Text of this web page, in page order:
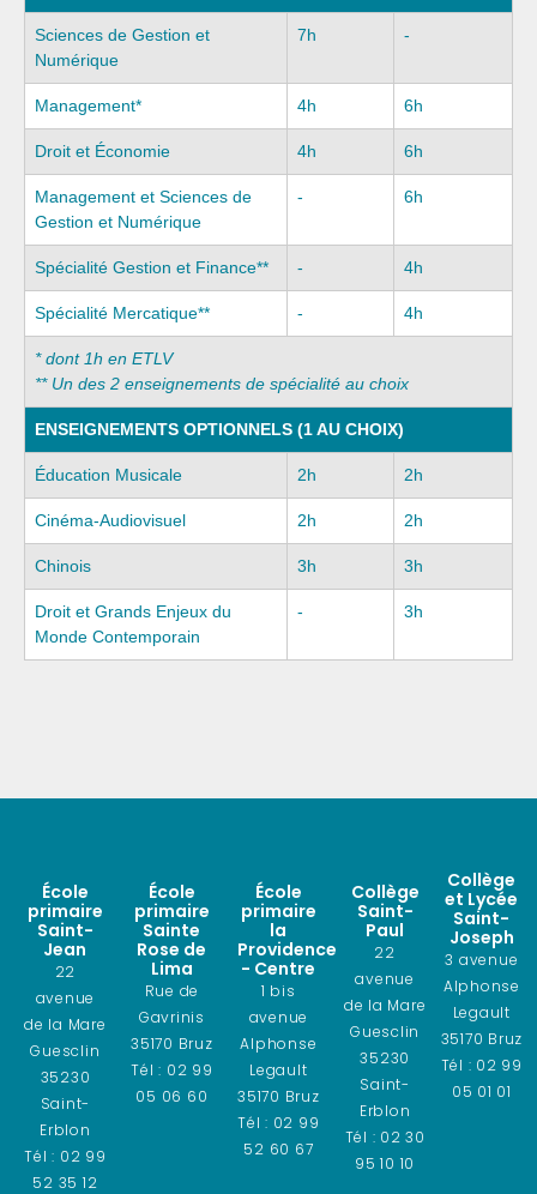
Sciences de Gestion et
Numérique
7h -
Management* 4h 6h
Droit et Économie 4h 6h
Management et Sciences de
Gestion et Numérique
- 6h
Spécialité Gestion et Finance** - 4h
Spécialité Mercatique** - 4h
* dont 1h en ETLV
** Un des 2 enseignements de spécialité au choix
ENSEIGNEMENTS OPTIONNELS (1 AU CHOIX)
Éducation Musicale 2h 2h
Cinéma-Audiovisuel 2h 2h
Chinois 3h 3h
Droit et Grands Enjeux du
Monde Contemporain
- 3h
École
primaire
Saint-
Jean
22
avenue
de la Mare
Guesclin
35230
Saint-
Erblon
Tél : 02 99
52 35 12
École
primaire
Sainte
Rose de
Lima
Rue de
Gavrinis
35170 Bruz
Tél : 02 99
05 06 60
École
primaire
la
Providence
- Centre
1 bis
avenue
Alphonse
Legault
35170 Bruz
Tél : 02 99
52 60 67
Collège
Saint-
Paul
22
avenue
de la Mare
Guesclin
35230
Saint-
Erblon
Tél : 02 30
95 10 10
Collège
et Lycée
Saint-
Joseph
3 avenue
Alphonse
Legault
35170 Bruz
Tél : 02 99
05 01 01